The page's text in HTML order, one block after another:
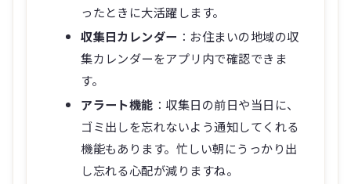
ったときに大活躍します。
収集日カレンダー ：お住まいの地域の収
集カレンダーをアプリ内で確認できま
す。
アラート機能 ：収集日の前日や当日に、
ゴミ出しを忘れないよう通知してくれる
機能もあります。忙しい朝にうっかり出
し忘れる心配が減りますね。